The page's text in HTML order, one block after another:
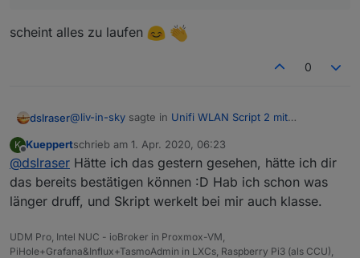
scheint alles zu laufen
0
dslraser@liv-in-sky sagte in Unifi WLAN Script 2 mit
@dslrasertoi toi toi
scheint alles zu laufen
K
Offline
Kueppertschrieb am 1. Apr. 2020, 06:23
zuletzt editiert von
@dslraser Hätte ich das gestern gesehen, hätte ich dir
das bereits bestätigen können :D Hab ich schon was
länger druff, und Skript werkelt bei mir auch klasse.
UDM Pro, Intel NUC - ioBroker in Proxmox-VM,
PiHole+Grafana&Influx+TasmoAdmin in LXCs, Raspberry Pi3 (als CCU),